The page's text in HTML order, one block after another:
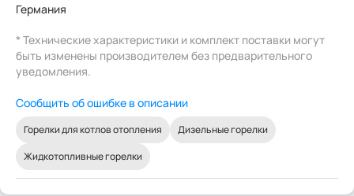
Германия
* Технические характеристики и комплект поставки могут
быть изменены производителем без предварительного
уведомления.
Сообщить об ошибке в описании
Горелки для котлов отопления
Дизельные горелки
Жидкотопливные горелки